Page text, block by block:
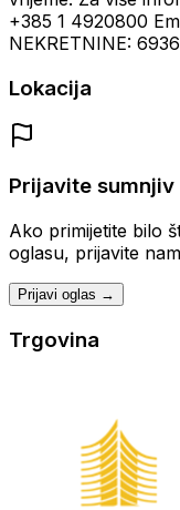
+385 1 4920800
NEKRETNINE:
Lokacija
Prijavite sumnjiv
Ako primijetite bilo
oglasu, prijavite
Prijavi oglas →
Trgovina